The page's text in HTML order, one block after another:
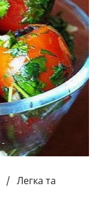
/ Легка та